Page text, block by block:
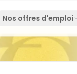
Nos offres d'emploi